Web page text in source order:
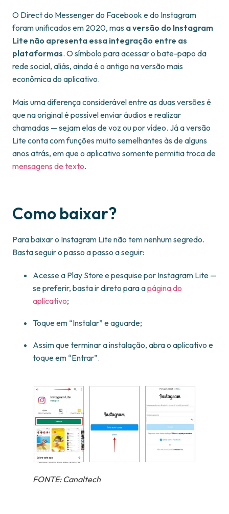
O Direct do Messenger do Facebook e do Instagram
foram unificados em 2020, mas a versão do Instagram
Lite não apresenta essa integração entre as
plataformas. O símbolo para acessar o bate-papo da
rede social, aliás, ainda é o antigo na versão mais
econômica do aplicativo.
Mais uma diferença considerável entre as duas versões é
que na original é possível enviar áudios e realizar
chamadas — sejam elas de voz ou por vídeo. Já a versão
Lite conta com funções muito semelhantes às de alguns
anos atrás, em que o aplicativo somente permitia troca de
mensagens de texto.
Como baixar?
Para baixar o Instagram Lite não tem nenhum segredo.
Basta seguir o passo a passo a seguir:
Acesse a Play Store e pesquise por Instagram Lite —
se preferir, basta ir direto para apágina do
aplicativo;
Toque em “Instalar” e aguarde;
Assim que terminar a instalação, abra o aplicativo e
toque em “Entrar”.
FONTE: Canaltech